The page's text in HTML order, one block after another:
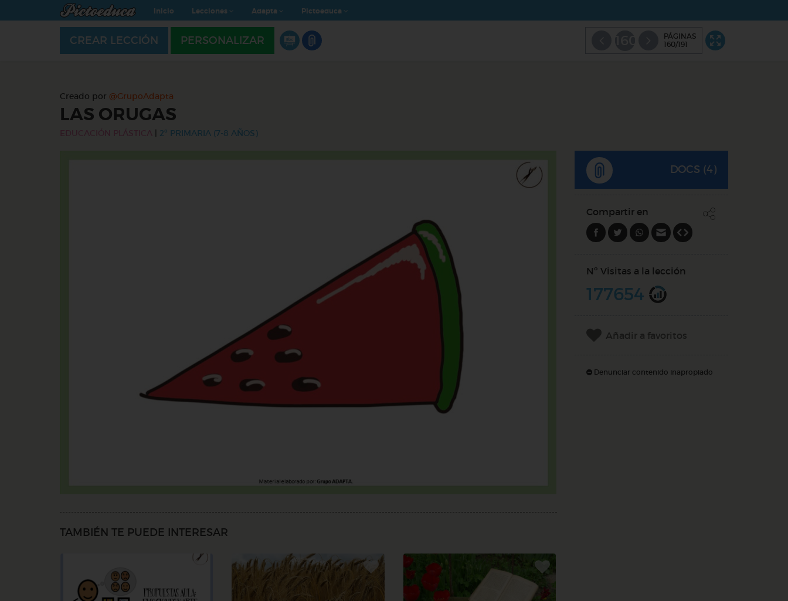
Inicio Lecciones Adapta Pictoeduca
CREAR LECCIÓN PERSONALIZAR
PÁGINAS
160/191
Creado por @GrupoAdapta
LAS ORUGAS
EDUCACIÓN PLÁSTICA 2º PRIMARIA (7-8 AÑOS)
TAMBIÉN TE PUEDE INTERESAR
DOCS (4)
Compartir en
Nº Visitas a la lección
177654
Añadir a favoritos
Denunciar contenido inapropiado